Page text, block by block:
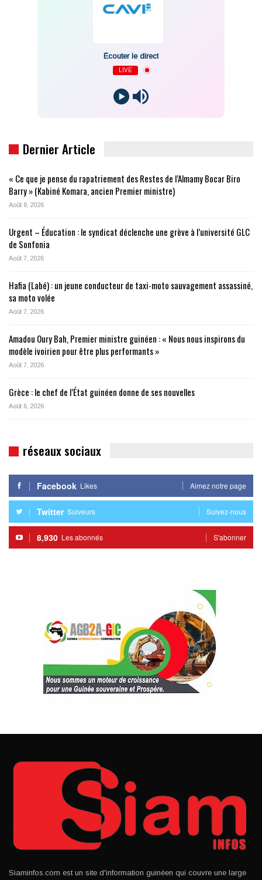
Écouter le direct
LIVE
Dernier Article
« Ce que je pense du rapatriement des Restes de l’Almamy Bocar Biro
Barry » (Kabiné Komara, ancien Premier ministre)
Août 8, 2026
Urgent – Éducation : le syndicat déclenche une grève à l’université GLC
de Sonfonia
Août 7, 2026
Hafia (Labé) : un jeune conducteur de taxi-moto sauvagement assassiné,
sa moto volée
Août 7, 2026
Amadou Oury Bah, Premier ministre guinéen : « Nous nous inspirons du
modèle ivoirien pour être plus performants »
Août 7, 2026
Grèce : le chef de l’État guinéen donne de ses nouvelles
Août 6, 2026
réseaux sociaux
Facebook Likes Aimez notre page
Twitter Suiveurs Suivez-nous
8,930 Les abonnés S'abonner
Siaminfos.com est un site d'information guinéen qui couvre une large